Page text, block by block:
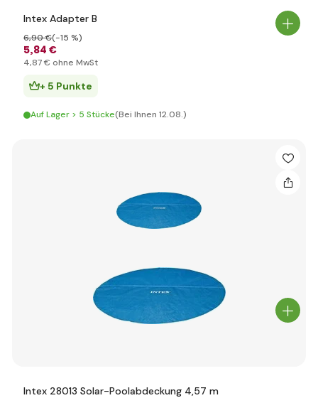
Intex Adapter B
5,84 €
6,90 €(-15 %)
4,87 € ohne MwSt
+ 5 Punkte
Auf Lager > 5 Stücke(Bei Ihnen 12.08.)
Intex 28013 Solar-Poolabdeckung 4,57 m